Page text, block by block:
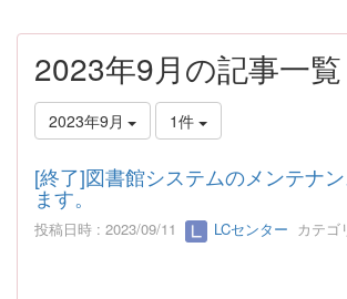
2023年9月の記事一覧
2023年9月 1件
[終了]図書館システムのメンテナ
ます。
投稿日時 : 2023/09/11 LCセンター カテゴ